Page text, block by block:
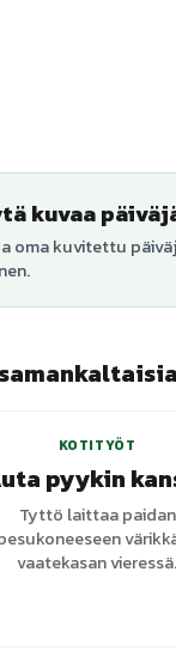
kuvaa
oma kuvitettu
KOTITYÖT
pyykin
Tyttö laittaa paidan
vaatekasan vieressä.